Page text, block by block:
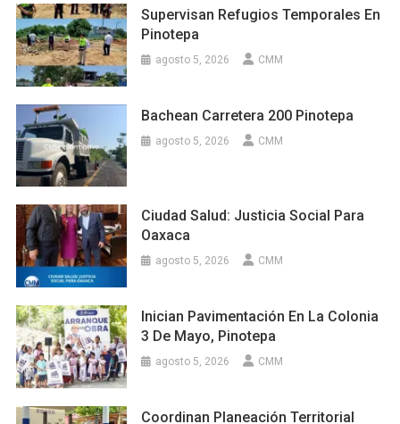
Supervisan Refugios Temporales En
Pinotepa
agosto 5, 2026 CMM
Bachean Carretera 200 Pinotepa
agosto 5, 2026 CMM
Ciudad Salud: Justicia Social Para
Oaxaca
agosto 5, 2026 CMM
Inician Pavimentación En La Colonia
3 De Mayo, Pinotepa
agosto 5, 2026 CMM
Coordinan Planeación Territorial